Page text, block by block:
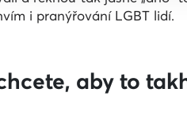
i pranýřování LGBT lidí.
aby to